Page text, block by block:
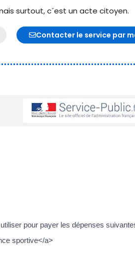
surtout, c´est un acte citoyen.
Contacter le service par
pour payer les dépenses
sportive</a>